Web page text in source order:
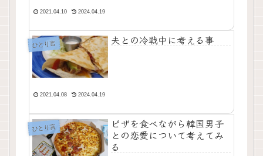
2021.04.10 2024.04.19
ひとり言 夫との冷戦中に考える事
2021.04.08 2024.04.19
ひとり言
ピザを食べながら韓国男子
との恋愛について考えてみ
る